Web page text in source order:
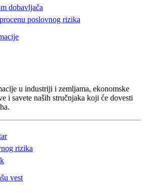
dobavljača
poslovnog rizika
u industriji i zemljama, ekonomske
i savete naših stručnjaka koji će dovesti
rizika
vest